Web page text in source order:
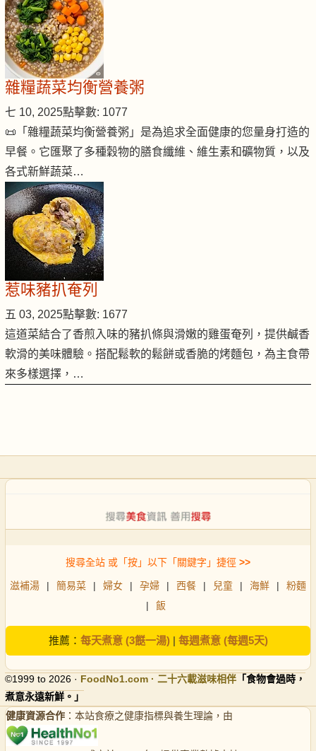
雜糧蔬菜均衡營養粥
七 10, 2025點擊數: 1077
📜「雜糧蔬菜均衡營養粥」是為追求全面健康的您量身打造的
早餐。它匯聚了多種穀物的膳食纖維、維生素和礦物質，以及
各式新鮮蔬菜…
惹味豬扒奄列
五 03, 2025點擊數: 1677
這道菜結合了香煎入味的豬扒條與滑嫩的雞蛋奄列，提供鹹香
軟滑的美味體驗。搭配鬆軟的鬆餅或香脆的烤麵包，為主食帶
來多樣選擇，…
搜尋全站 或「按」以下「關鍵字」捷徑 >>
滋補湯 | 簡易菜 | 婦女 | 孕婦 | 西餐 | 兒童 | 海鮮 |
粉麵
|
飯
推薦： 每天煮意 (3餸一湯)| 每週煮意 (每週5天)
©1999 to 2026 · FoodNo1.com · 二十六載滋味相伴 「食物會過時，
煮意永遠新鮮。」
健康資源合作 ：本站食療之健康指標與養生理論，由